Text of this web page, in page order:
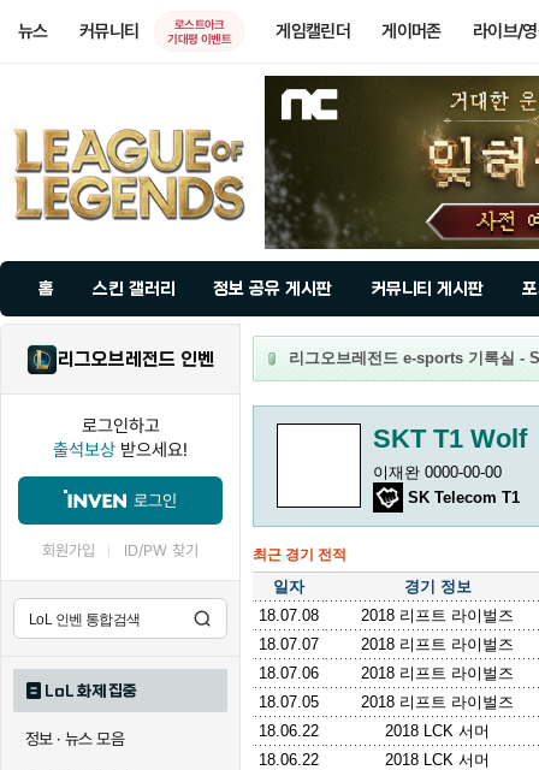
뉴스 커뮤니티
로스트아크
기대평 이벤트
게임캘린더 게이머존 라이브/
홈 스킨 갤러리 정보 공유 게시판 커뮤니티 게시판
리그오브레전드 인벤
로그인하고
출석보상 받으세요!
로그인
회원가입 ID/PW 찾기
LoL 화제 집중
정보 · 뉴스 모음
리그오브레전드 e-sports 기록실 -
SKT T1 Wolf
이재완 0000-00-00
SK Telecom T1
최근 경기 전적
일자
경기 정보
18.07.08
2018 리프트 라이벌즈
18.07.07
2018 리프트 라이벌즈
18.07.06
2018 리프트 라이벌즈
18.07.05
2018 리프트 라이벌즈
18.06.22
2018 LCK 서머
18.06.22
2018 LCK 서머